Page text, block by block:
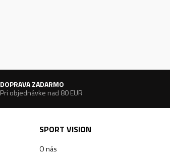
DOPRAVA ZADARMO
Pri objednávke nad 80 EUR
SPORT VISION
O nás